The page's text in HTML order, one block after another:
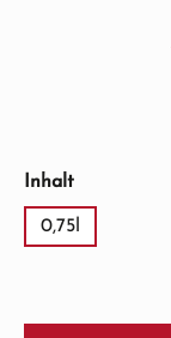
Inhaltauswählen
0,75l